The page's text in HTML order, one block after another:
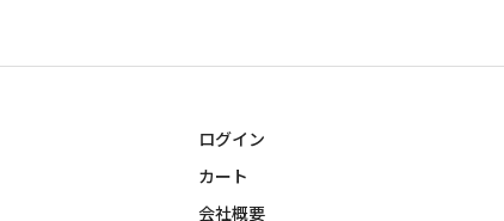
ログイン
カート
会社概要